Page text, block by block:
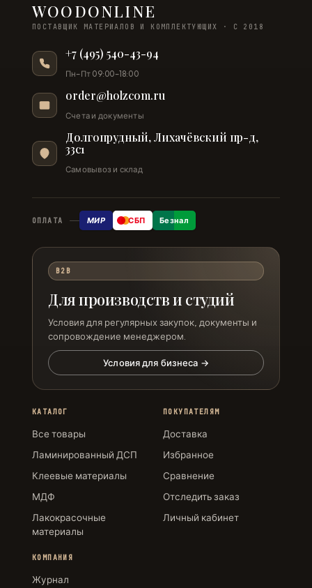
WOODONLINE
ПОСТАВЩИК МАТЕРИАЛОВ И КОМПЛЕКТУЮЩИХ · С 2018
+7 (495) 540-43-94
Пн–Пт 09:00–18:00
order@holzcom.ru
Счета и документы
Долгопрудный, Лихачёвский пр-д,
33с1
Самовывоз и склад
ОПЛАТА МИР СБП Безнал
B2B
Для производств и студий
Условия для регулярных закупок, документы и
сопровождение менеджером.
Условия для бизнеса →
КАТАЛОГ
Все товары
Ламинированный ДСП
Клеевые материалы
МДФ
Лакокрасочные
материалы
ПОКУПАТЕЛЯМ
Доставка
Избранное
Сравнение
Отследить заказ
Личный кабинет
КОМПАНИЯ
Журнал